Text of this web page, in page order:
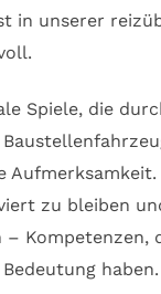
in unserer
Spiele, die
zu bleiben
– Kompetenzen,
haben.